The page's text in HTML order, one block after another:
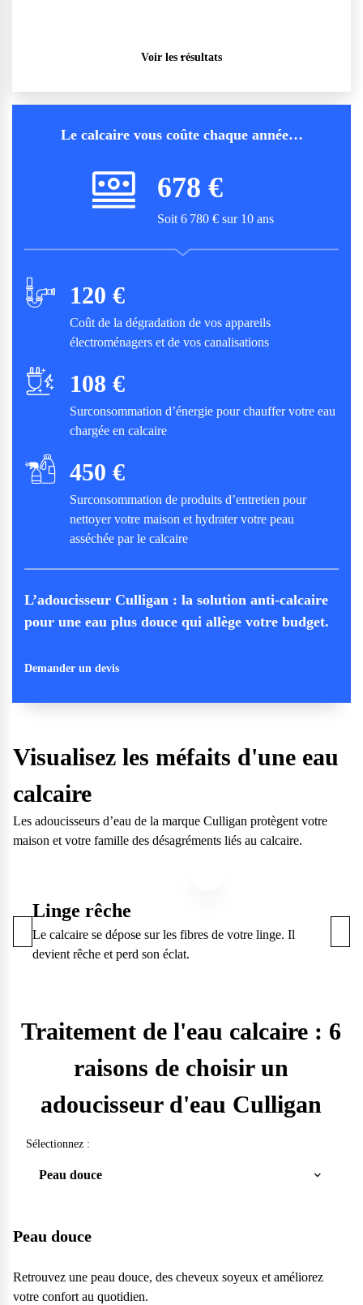
Voir les résultats
Le calcaire vous coûte chaque année…
678 €
Soit 6 780 € sur 10 ans
120 €
Coût de la dégradation de vos appareils
électroménagers et de vos canalisations
108 €
Surconsommation d’énergie pour chauffer votre eau
chargée en calcaire
450 €
Surconsommation de produits d’entretien pour
nettoyer votre maison et hydrater votre peau
asséchée par le calcaire
L’adoucisseur Culligan : la solution anti-calcaire
pour une eau plus douce qui allège votre budget.
Demander un devis
Visualisez les méfaits d'une eau
calcaire
Les adoucisseurs d’eau de la marque Culligan protègent votre
maison et votre famille des désagréments liés au calcaire.
Linge rêche
Le calcaire se dépose sur les fibres de votre linge. Il
devient rêche et perd son éclat.
Traitement de l'eau calcaire : 6
raisons de choisir un
adoucisseur d'eau Culligan
Sélectionnez :
Peau douce
Peau douce
Retrouvez une peau douce, des cheveux soyeux et améliorez
votre confort au quotidien.